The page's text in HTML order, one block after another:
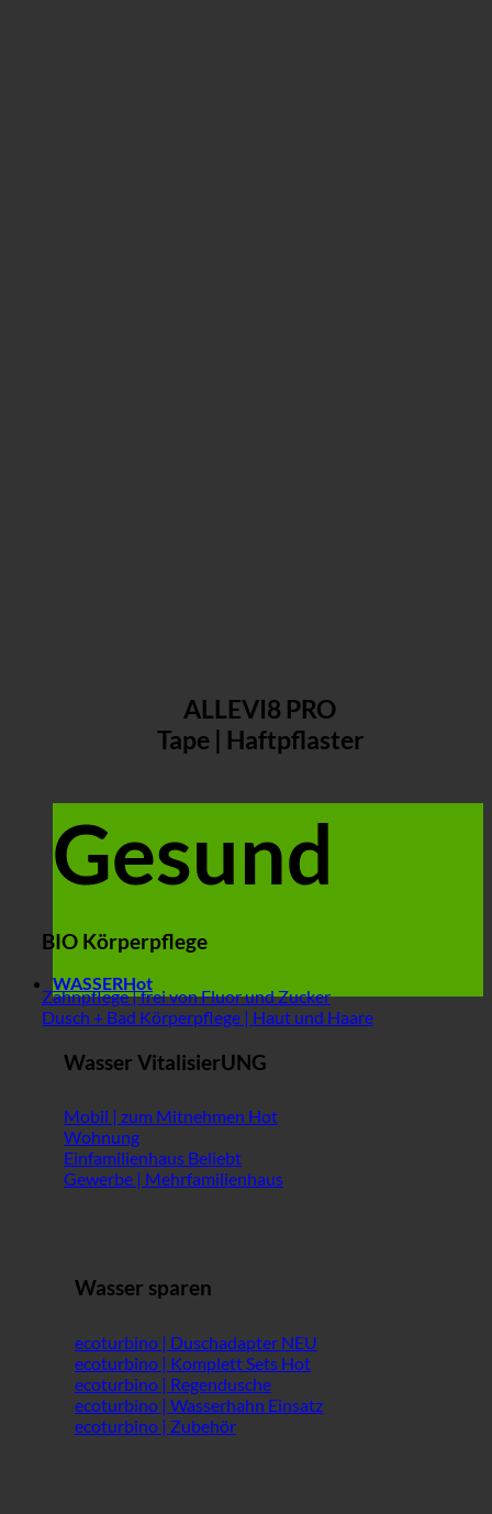
ALLEVI8 PRO
Tape | Haftpflaster
Gesund
BIO Körperpflege
Zahnpflege | frei von Fluor und Zucker
Dusch + Bad Körperpflege | Haut und Haare
WASSER
Wasser VitalisierUNG
Mobil | zum Mitnehmen
Wohnung
Einfamilienhaus
Gewerbe | Mehrfamilienhaus
Wasser sparen
ecoturbino | Duschadapter
ecoturbino | Komplett Sets
ecoturbino | Regendusche
ecoturbino | Wasserhahn Einsatz
ecoturbino | Zubehör